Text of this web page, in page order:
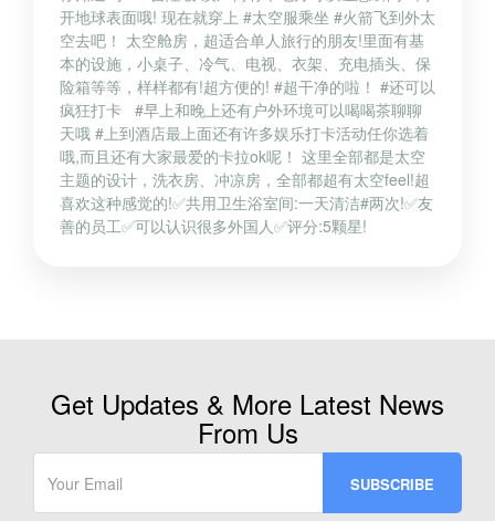
开地球表面哦! 现在就穿上 #太空服乘坐 #火箭飞到外太
空去吧！ 太空舱房，超适合单人旅行的朋友!里面有基
本的设施，小桌子、冷气、电视、衣架、充电插头、保
险箱等等，样样都有!超方便的! #超干净的啦！ #还可以
疯狂打卡 #早上和晚上还有户外环境可以喝喝茶聊聊
天哦 #上到酒店最上面还有许多娱乐打卡活动任你选着
哦,而且还有大家最爱的卡拉ok呢！ 这里全部都是太空
主题的设计，洗衣房、冲凉房，全部都超有太空feel!超
喜欢这种感觉的!✅共用卫生浴室间:一天清洁#两次!✅友
善的员工✅可以认识很多外国人✅评分:5颗星!
Get Updates & More Latest News
From Us